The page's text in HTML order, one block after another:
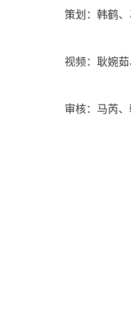
策划：韩鹤
视频：耿婉茹
审核：马芮